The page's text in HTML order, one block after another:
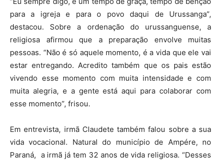
para a igreja e para o povo daqui de Urussanga”,
destacou. Sobre a ordenação do urussanguense, a
religiosa afirmou que a preparação envolve muitas
pessoas. “Não é só aquele momento, é a vida que ele vai
estar entregando. Acredito também que os pais estão
vivendo esse momento com muita intensidade e com
muita alegria, e a gente está aqui para colaborar com
esse momento”, frisou.
Em entrevista, irmã Claudete também falou sobre a sua
vida vocacional. Natural do município de Ampére, no
Paraná, a irmã já tem 32 anos de vida religiosa. “Desses